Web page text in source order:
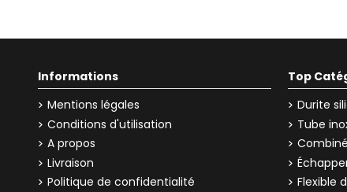
Informations
Mentions légales
Conditions d'utilisation
A propos
Livraison
Politique de confidentialité
Top
Durite
Tube
Flexible